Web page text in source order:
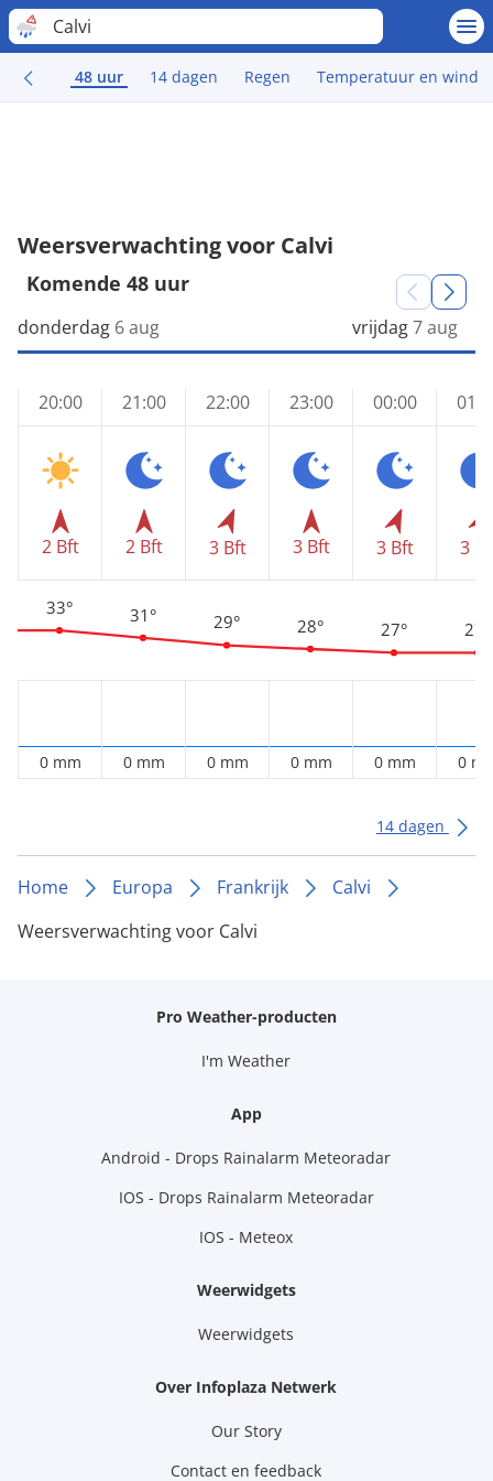
Calvi
48 uur 14 dagen Regen Temperatuur en wind
Weersverwachting voor Calvi
Komende 48 uur
donderdag 6 aug
20:00
2 Bft
33°
0 mm
21:00
2 Bft
31°
0 mm
22:00
3 Bft
29°
0 mm
23:00
3 Bft
28°
0 mm
vrijdag7 aug
00:00
3 Bft
27°
0 mm
3
27°
0
14 dagen
Home Europa Frankrijk
Calvi
Weersverwachting voor Calvi
Pro Weather-producten
I'm Weather
App
Android - Drops Rainalarm Meteoradar
IOS - Drops Rainalarm Meteoradar
IOS - Meteox
Weerwidgets
Weerwidgets
Over Infoplaza Netwerk
Our Story
Contact en feedback